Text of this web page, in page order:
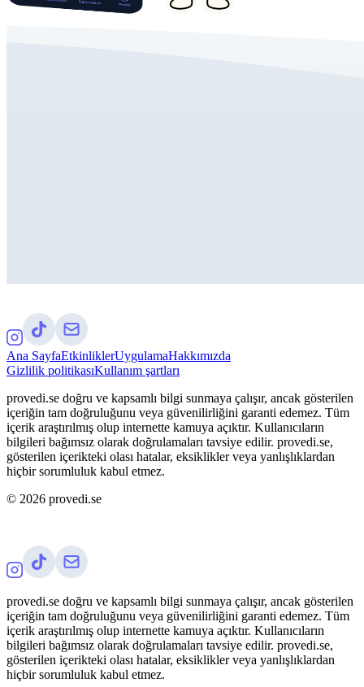
Ana SayfaEtkinliklerUygulamaHakkımızda
Gizlilik politikasıKullanım şartları
provedi.se doğru ve kapsamlı bilgi sunmaya çalışır, ancak gösterilen
içeriğin tam doğruluğunu veya güvenilirliğini garanti edemez. Tüm
içerik araştırılmış olup internette kamuya açıktır. Kullanıcıların
bilgileri bağımsız olarak doğrulamaları tavsiye edilir. provedi.se,
gösterilen içerikteki olası hatalar, eksiklikler veya yanlışlıklardan
hiçbir sorumluluk kabul etmez.
© 2026 provedi.se
provedi.se doğru ve kapsamlı bilgi sunmaya çalışır, ancak gösterilen
içeriğin tam doğruluğunu veya güvenilirliğini garanti edemez. Tüm
içerik araştırılmış olup internette kamuya açıktır. Kullanıcıların
bilgileri bağımsız olarak doğrulamaları tavsiye edilir. provedi.se,
gösterilen içerikteki olası hatalar, eksiklikler veya yanlışlıklardan
hiçbir sorumluluk kabul etmez.